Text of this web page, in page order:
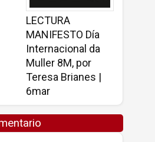
LECTURA
MANIFESTO Día
Internacional da
Muller 8M, por
Teresa Brianes |
6mar